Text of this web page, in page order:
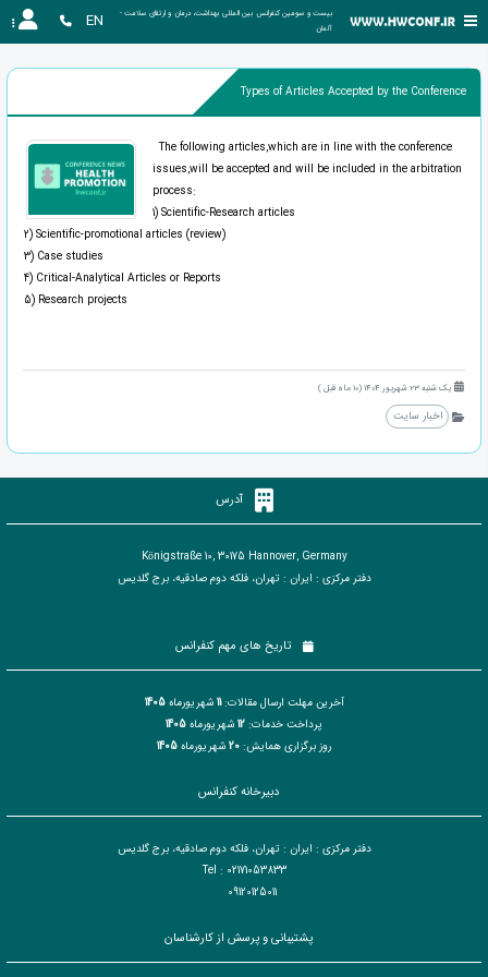
آلمان
EN
Types of Articles Accepted by the Conference
The following articles,which are in line with the conference
issues,will be accepted and will be included in the arbitration
process:
1) Scientific-Research articles
2) Scientific-promotional articles (review)
3) Case studies
4) Critical-Analytical Articles or Reports
5) Research projects
یک شنبه 23 شهریور 1404 (10 ماه قبل )
اخبار سایت
آدرس
Königstraße 10, 30175 Hannover, Germany
دفتر مرکزی : ایران : تهران، فلکه دوم صادقیه، برج گلدیس
تاریخ های مهم کنفرانس
آخرین مهلت ارسال مقالات:11 شهریورماه 1405
پرداخت خدمات: 12 شهریورماه 1405
روز برگزاری همایش: 20 شهریورماه 1405
دبیرخانه کنفرانس
دفتر مرکزی : ایران : تهران، فلکه دوم صادقیه، برج گلدیس
Tel : 02171053833
09120125011
پشتیبانی و پرسش از کارشناسان